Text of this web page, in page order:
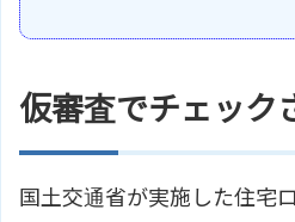
仮審査でチェック
国土交通省が実施した住宅